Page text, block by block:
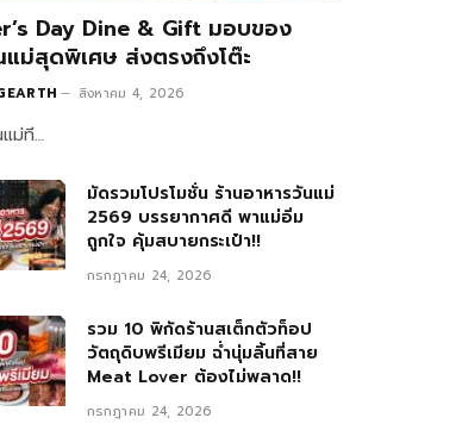
Day Dine & Gift มอบของ
ม่สุดพิเศษ ส่งตรงถึงโต๊ะ
สิงหาคม 4, 2026
ม่ที…
มัดรวมโปรโมชั่น ร้านอาหารวันแม่
2569 บรรยากาศดี พาแม่อิ่ม
ถูกใจ คุ้มสบายกระเป๋า!!
กรกฎาคม 24, 2026
รวม 10 พิกัดร้านสเต็กตัวท็อป
วัตถุดิบพรีเมียม ฉ่ำนุ่มลิ้นที่สาย
Meat Lover ต้องไม่พลาด!!
กรกฎาคม 24, 2026